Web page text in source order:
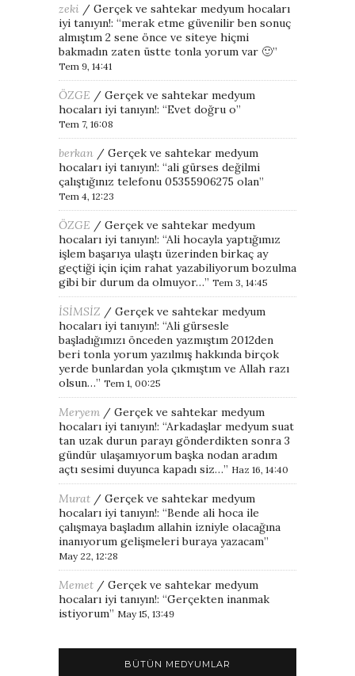
zeki / Gerçek ve sahtekar medyum hocaları
iyi tanıyın!: “merak etme güvenilir ben sonuç
almıştım 2 sene önce ve siteye hiçmi
bakmadın zaten üstte tonla yorum var 🙂”
Tem 9, 14:41
ÖZGE / Gerçek ve sahtekar medyum
hocaları iyi tanıyın!: “Evet doğru o”
Tem 7, 16:08
berkan / Gerçek ve sahtekar medyum
hocaları iyi tanıyın!: “ali gürses değilmi
çalıştığınız telefonu 05355906275 olan”
Tem 4, 12:23
ÖZGE / Gerçek ve sahtekar medyum
hocaları iyi tanıyın!: “Ali hocayla yaptığımız
işlem başarıya ulaştı üzerinden birkaç ay
geçtiği için içim rahat yazabiliyorum bozulma
gibi bir durum da olmuyor…” Tem 3, 14:45
İSİMSİZ / Gerçek ve sahtekar medyum
hocaları iyi tanıyın!: “Ali gürsesle
başladığımızı önceden yazmıştım 2012den
beri tonla yorum yazılmış hakkında birçok
yerde bunlardan yola çıkmıştım ve Allah razı
olsun…” Tem 1, 00:25
Meryem / Gerçek ve sahtekar medyum
hocaları iyi tanıyın!: “Arkadaşlar medyum suat
tan uzak durun parayı gönderdikten sonra 3
gündür ulaşamıyorum başka nodan aradım
açtı sesimi duyunca kapadı siz…” Haz 16, 14:40
Murat / Gerçek ve sahtekar medyum
hocaları iyi tanıyın!: “Bende ali hoca ile
çalışmaya başladım allahin izniyle olacağına
inanıyorum gelişmeleri buraya yazacam”
May 22, 12:28
Memet / Gerçek ve sahtekar medyum
hocaları iyi tanıyın!: “Gerçekten inanmak
istiyorum” May 15, 13:49
BÜTÜN MEDYUMLAR